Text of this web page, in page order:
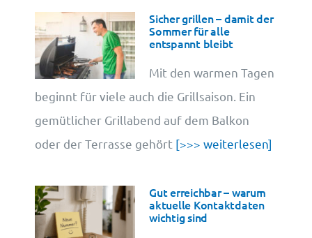
Cookie-Information
Sicher grillen – damit der
Sommer für alle
entspannt bleibt
Mit den warmen Tagen
beginnt für viele auch die Grillsaison. Ein
gemütlicher Grillabend auf dem Balkon
oder der Terrasse gehört [>>> weiterlesen]
Gut erreichbar – warum
aktuelle Kontaktdaten
wichtig sind